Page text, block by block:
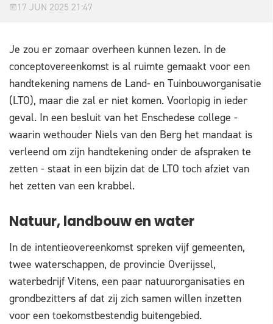
17 JUN 2025 21:47
Je zou er zomaar overheen kunnen lezen. In de
conceptovereenkomst is al ruimte gemaakt voor een
handtekening namens de Land- en Tuinbouworganisatie
(LTO), maar die zal er niet komen. Voorlopig in ieder
geval. In een besluit van het Enschedese college -
waarin wethouder Niels van den Berg het mandaat is
verleend om zijn handtekening onder de afspraken te
zetten - staat in een bijzin dat de LTO toch afziet van
het zetten van een krabbel.
Natuur, landbouw en water
In de intentieovereenkomst spreken vijf gemeenten,
twee waterschappen, de provincie Overijssel,
waterbedrijf Vitens, een paar natuurorganisaties en
grondbezitters af dat zij zich samen willen inzetten
voor een toekomstbestendig buitengebied.